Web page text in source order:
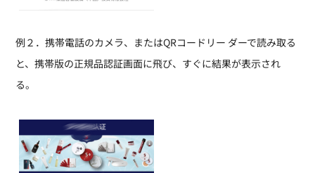
例２．携帯電話のカメラ、またはQRコードリー ダーで読み取る
と、携帯版の正規品認証画面に飛び、すぐに結果が表示され
る。